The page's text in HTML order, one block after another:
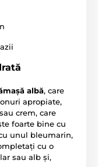
albă, care
apropiate,
crem, care
foarte bine cu
unul bleumarin,
cu o
sau alb și,